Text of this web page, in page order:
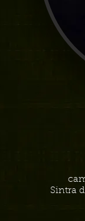
Sintra